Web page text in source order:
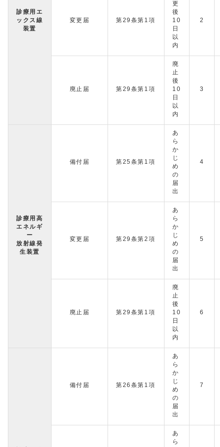
診療用エ
ックス線
装置
変更届 第29条第1項
更
後
10
日
以
内
2
廃止届 第29条第1項
廃
止
後
10
日
以
内
3
診療用高
エネルギ
ー
放射線発
生装置
備付届 第25条第1項
あ
ら
か
じ
め
の
届
出
4
変更届 第29条第2項
あ
ら
か
じ
め
の
届
出
5
廃止届 第29条第1項
廃
止
後
10
日
以
内
6
備付届 第26条第1項
あ
ら
か
じ
め
の
届
出
7
あ
ら